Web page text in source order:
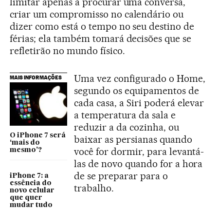
criar um compromisso no calendário ou
dizer como está o tempo no seu destino de
férias; ela também tomará decisões que se
refletirão no mundo físico.
MAIS INFORMAÇÕES
O iPhone 7 será
‘mais do
mesmo’?
iPhone 7: a
essência do
novo celular
que quer
mudar tudo
Uma vez configurado o Home,
segundo os equipamentos de
cada casa, a Siri poderá elevar
a temperatura da sala e
reduzir a da cozinha, ou
baixar as persianas quando
você for dormir, para levantá-
las de novo quando for a hora
de se preparar para o
trabalho.